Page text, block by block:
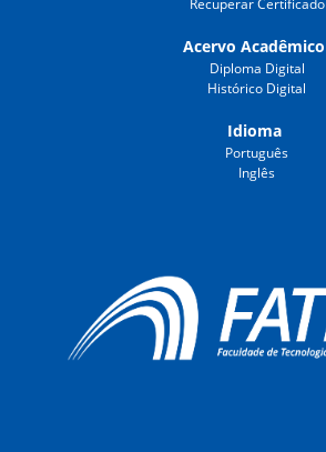
Recuperar Certificado
Acervo Acadêmico
Diploma Digital
Histórico Digital
Idioma
Português
Inglês